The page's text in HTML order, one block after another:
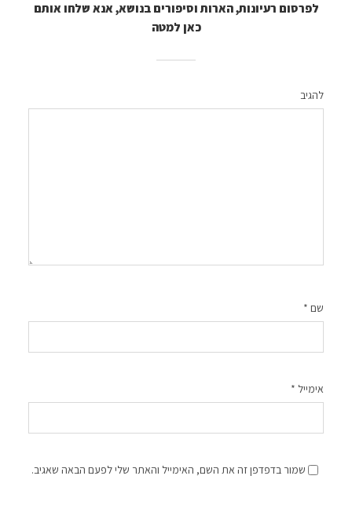
לפרסום רעיונות, הארות וסיפורים בנושא, אנא שלחו אותם
כאן למטה
להגיב
שם *
אימייל *
שמור בדפדפן זה את השם, האימייל והאתר שלי לפעם הבאה שאגיב.